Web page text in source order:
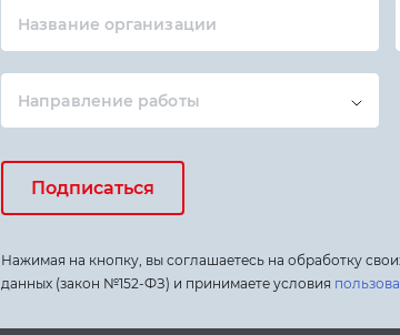
Название организации
Направление работы
Подписаться
Нажимая на кнопку, вы соглашаетесь на обработку
данных (закон №152-ФЗ) и принимаете условия